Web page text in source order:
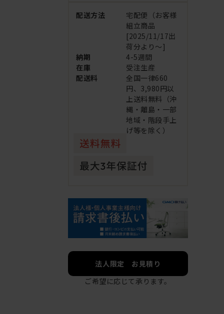
配送方法
宅配便（お客様
組立商品
[2025/11/17出
荷分より～]
納期
4-5週間
在庫
受注生産
配送料
全国一律660
円、3,980円以
上送料無料（沖
縄・離島・一部
地域・階段手上
げ等を除く）
法人限定 お見積り
ご希望に応じて承ります。